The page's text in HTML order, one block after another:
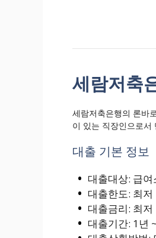
세람저축
세람저축은행의 론바
이 있는 직장인으로서
대출 기본 정보
대출대상: 급
대출한도: 최
대출금리: 최
대출기간: 1년